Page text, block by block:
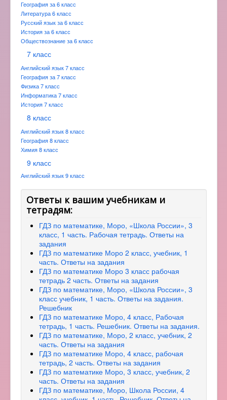
География за 6 класс
Литература 6 класс
Русский язык за 6 класс
История за 6 класс
Обществознание за 6 класс
7 класс
Английский язык 7 класс
География за 7 класс
Физика 7 класс
Информатика 7 класс
История 7 класс
8 класс
Английский язык 8 класс
География 8 класс
Химия 8 класс
9 класс
Английский язык 9 класс
Ответы к вашим учебникам и
тетрадям:
ГДЗ по математике, Моро, «Школа России», 3
класс, 1 часть. Рабочая тетрадь. Ответы на
задания
ГДЗ по математике Моро 2 класс, учебник, 1
часть. Ответы на задания
ГДЗ по математике Моро 3 класс рабочая
тетрадь 2 часть. Ответы на задания
ГДЗ по математике, Моро, «Школа России», 3
класс учебник, 1 часть. Ответы на задания.
Решебник
ГДЗ по математике Моро, 4 класс, Рабочая
тетрадь, 1 часть. Решебник. Ответы на задания.
ГДЗ по математике, Моро, 2 класс, учебник, 2
часть. Ответы на задания
ГДЗ по математике Моро, 4 класс, рабочая
тетрадь, 2 часть. Ответы на задания
ГДЗ по математике Моро, 3 класс, учебник, 2
часть. Ответы на задания
ГДЗ по математике, Моро, Школа России, 4